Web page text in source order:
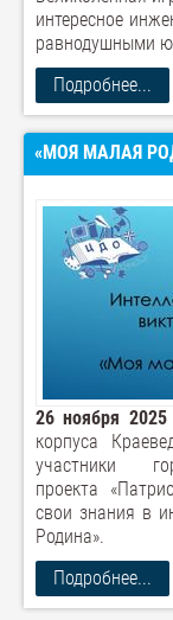
интересное
равнодушными
Подробнее...
«МОЯ МАЛАЯ
26 ноября 2025
корпуса
участники
проекта
свои знания в
Родина».
Подробнее...